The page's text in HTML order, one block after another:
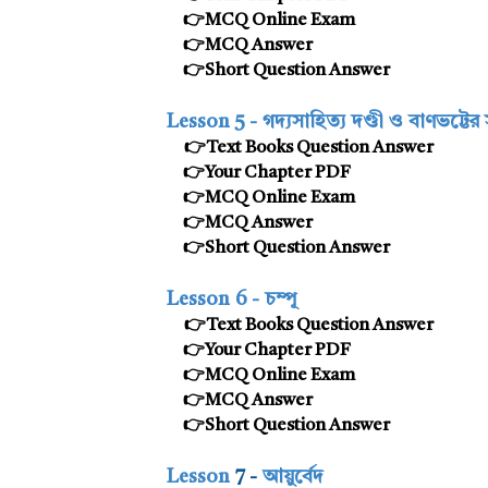
👉MCQ Online Exam
👉MCQ Answer
👉Short Question Answer
Lesson 5 - গদ্যসাহিত্য দণ্ডী ও
👉Text Books Question Answer
👉Your Chapter PDF
👉MCQ Online Exam
👉MCQ Answer
👉Short Question Answer
Lesson 6 -চম্পূ
👉Text Books Question Answer
👉Your Chapter PDF
👉MCQ Online Exam
👉MCQ Answer
👉Short Question Answer
Lesson 7 -আয়ুর্বেদ